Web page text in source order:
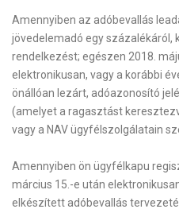
Amennyiben az adóbevallás
jövedelemadó egy százalékáról,
rendelkezést; egészen 2018.
elektronikusan, vagy a korábbi
önállóan lezárt, adóazonosító
(amelyet a ragasztást
vagy a NAV ügyfélszolgálatain
Amennyiben ön ügyfélkapu
március 15.-e után
elkészített adóbevallás